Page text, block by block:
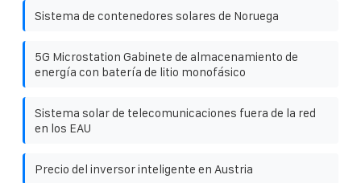
Sistema de contenedores solares de Noruega
5G Microstation Gabinete de almacenamiento de
energía con batería de litio monofásico
Sistema solar de telecomunicaciones fuera de la red
en los EAU
Precio del inversor inteligente en Austria